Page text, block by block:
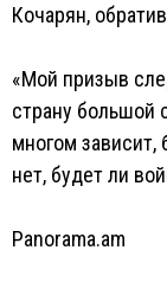
Кочарян,
«Мой призыв
страну большой
многом зависит,
нет, будет ли
Panorama.am